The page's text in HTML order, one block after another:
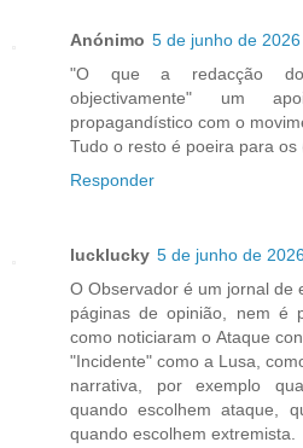
Anónimo 5 de junho de
"O que a redacção do
objectivamente" um
propagandístico com o
Tudo o resto é poeira para os
Responder
lucklucky 5 de junho de
O Observador é um jornal de
páginas de opinião, nem é
como noticiaram o Ataque
"Incidente" como a Lusa,
narrativa, por exemplo
quando escolhem ataque,
quando escolhem extremista.